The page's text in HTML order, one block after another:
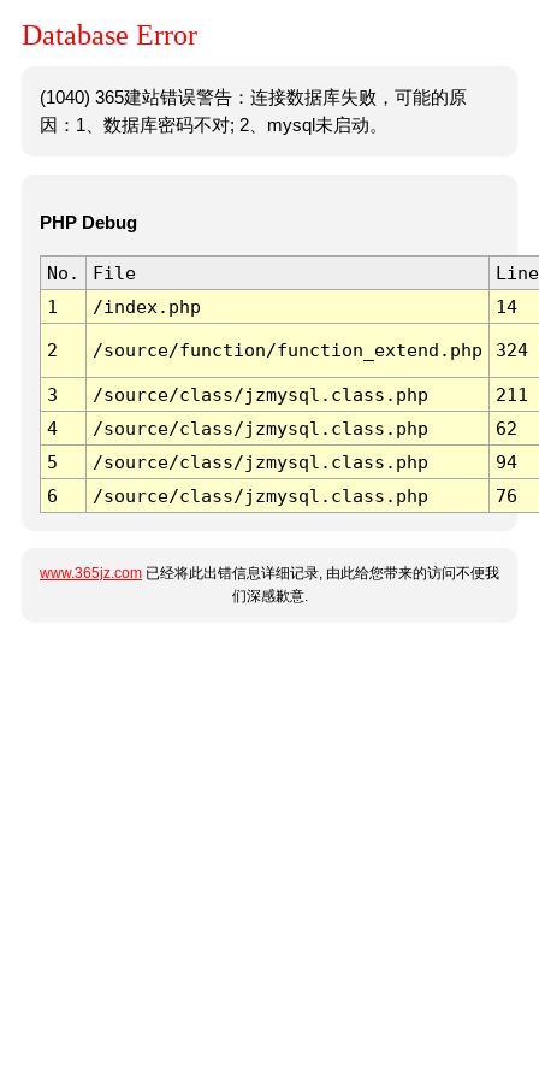
Database Error
(1040) 365建站错误警告：连接数据库失败，可能的原
因：1、数据库密码不对; 2、mysql未启动。
PHP Debug
No. File
Line
1
/index.php 14
2 /source/function/function_extend.php 324
3 /source/class/jzmysql.class.php
211
4
/source/class/jzmysql.class.php
62
5
/source/class/jzmysql.class.php
94
6
/source/class/jzmysql.class.php 76
www.365jz.com 已经将此出错信息详细记录, 由此给您带来的访问不便我
们深感歉意.